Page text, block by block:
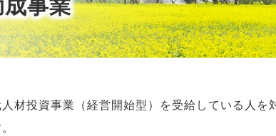
事業
材投資事業（経営開始型）を受給している人を